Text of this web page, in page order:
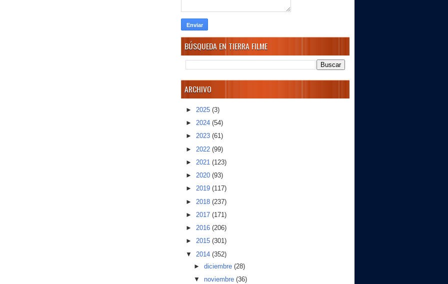
BÚSQUEDA EN TIERRA FILME
ARCHIVO
► 2025 (3)
► 2024 (54)
► 2023 (61)
► 2022 (99)
► 2021 (123)
► 2020 (93)
► 2019 (117)
► 2018 (237)
► 2017 (171)
► 2016 (206)
► 2015 (301)
▼ 2014 (352)
► diciembre (28)
▼ noviembre (36)